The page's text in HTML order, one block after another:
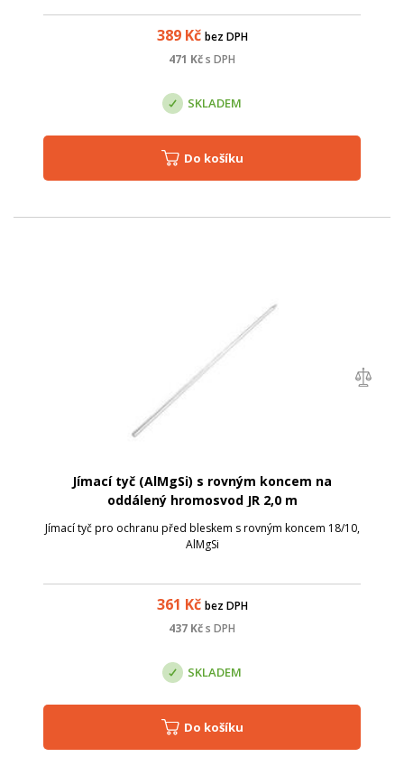
389Kč bez DPH
471 Kčs DPH
SKLADEM
Do košíku
Jímací tyč (AlMgSi) s rovným koncem na
oddálený hromosvod JR 2,0 m
Jímací tyč pro ochranu před bleskem s rovným koncem 18/10,
AlMgSi
361 Kč bez DPH
437 Kčs DPH
SKLADEM
Do košíku